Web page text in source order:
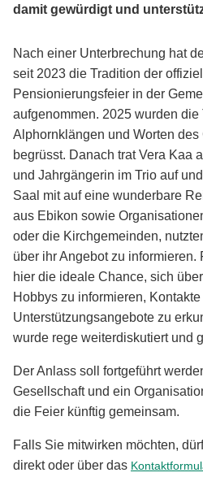
damit gewürdigt und
Nach einer Unterbrechung hat
seit 2023 die Tradition der
Pensionierungsfeier in der
aufgenommen. 2025 wurden
Alphornklängen und Worten des
begrüsst. Danach trat Vera Kaa
und Jahrgängerin im Trio auf
Saal mit auf eine wunderbare
aus Ebikon sowie
oder die Kirchgemeinden,
über ihr Angebot zu informieren.
hier die ideale Chance, sich
Hobbys zu informieren,
Unterstützungsangebote zu
wurde rege weiterdiskutiert und
Der Anlass soll fortgeführt
Gesellschaft und ein
die Feier künftig gemeinsam.
Falls Sie mitwirken möchten,
direkt oder über das